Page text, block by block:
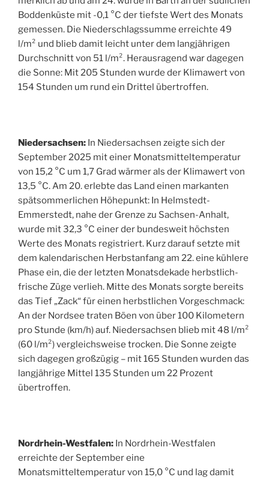
Boddenküste mit -0,1 °C der tiefste Wert des Monats
gemessen. Die Niederschlagssumme erreichte 49
l/m² und blieb damit leicht unter dem langjährigen
Durchschnitt von 51 l/m². Herausragend war dagegen
die Sonne: Mit 205 Stunden wurde der Klimawert von
154 Stunden um rund ein Drittel übertroffen.
Niedersachsen: In Niedersachsen zeigte sich der
September 2025 mit einer Monatsmitteltemperatur
von 15,2 °C um 1,7 Grad wärmer als der Klimawert von
13,5 °C. Am 20. erlebte das Land einen markanten
spätsommerlichen Höhepunkt: In Helmstedt-
Emmerstedt, nahe der Grenze zu Sachsen-Anhalt,
wurde mit 32,3 °C einer der bundesweit höchsten
Werte des Monats registriert. Kurz darauf setzte mit
dem kalendarischen Herbstanfang am 22. eine kühlere
Phase ein, die der letzten Monatsdekade herbstlich-
frische Züge verlieh. Mitte des Monats sorgte bereits
das Tief „Zack“ für einen herbstlichen Vorgeschmack:
An der Nordsee traten Böen von über 100 Kilometern
pro Stunde (km/h) auf. Niedersachsen blieb mit 48 l/m²
(60 l/m²) vergleichsweise trocken. Die Sonne zeigte
sich dagegen großzügig – mit 165 Stunden wurden das
langjährige Mittel 135 Stunden um 22 Prozent
übertroffen.
Nordrhein-Westfalen: In Nordrhein-Westfalen
erreichte der September eine
Monatsmitteltemperatur von 15,0 °C und lag damit